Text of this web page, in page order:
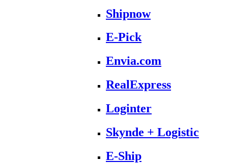
Shipnow
E-Pick
Envia.com
RealExpress
Loginter
Skynde + Logistic
E-Ship